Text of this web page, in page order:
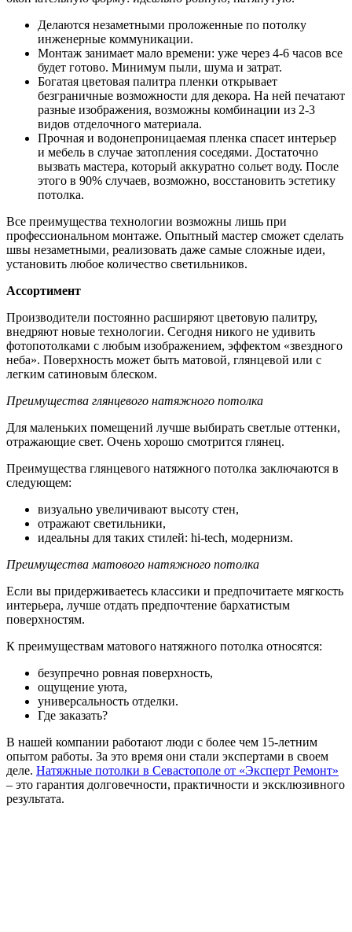
Делаются незаметными проложенные по потолку
инженерные коммуникации.
Монтаж занимает мало времени: уже через 4-6 часов все
будет готово. Минимум пыли, шума и затрат.
Богатая цветовая палитра пленки открывает
безграничные возможности для декора. На ней печатают
разные изображения, возможны комбинации из 2-3
видов отделочного материала.
Прочная и водонепроницаемая пленка спасет интерьер
и мебель в случае затопления соседями. Достаточно
вызвать мастера, который аккуратно сольет воду. После
этого в 90% случаев, возможно, восстановить эстетику
потолка.
Все преимущества технологии возможны лишь при
профессиональном монтаже. Опытный мастер сможет сделать
швы незаметными, реализовать даже самые сложные идеи,
установить любое количество светильников.
Ассортимент
Производители постоянно расширяют цветовую палитру,
внедряют новые технологии. Сегодня никого не удивить
фотопотолками с любым изображением, эффектом «звездного
неба». Поверхность может быть матовой, глянцевой или с
легким сатиновым блеском.
Преимущества глянцевого натяжного потолка
Для маленьких помещений лучше выбирать светлые оттенки,
отражающие свет. Очень хорошо смотрится глянец.
Преимущества глянцевого натяжного потолка заключаются в
следующем:
визуально увеличивают высоту стен,
отражают светильники,
идеальны для таких стилей: hi-tech, модернизм.
Преимущества матового натяжного потолка
Если вы придерживаетесь классики и предпочитаете мягкость
интерьера, лучше отдать предпочтение бархатистым
поверхностям.
К преимуществам матового натяжного потолка относятся:
безупречно ровная поверхность,
ощущение уюта,
универсальность отделки.
Где заказать?
В нашей компании работают люди с более чем 15-летним
опытом работы. За это время они стали экспертами в своем
деле. Натяжные потолки в Севастополе от «Эксперт Ремонт»
– это гарантия долговечности, практичности и эксклюзивного
результата.